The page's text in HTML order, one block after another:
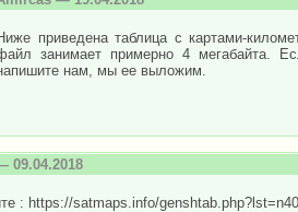
приведена таблица с картами-
занимает примерно 4 мегабайта.
нам, мы ее выложим.
09.04.2018
: https://satmaps.info/